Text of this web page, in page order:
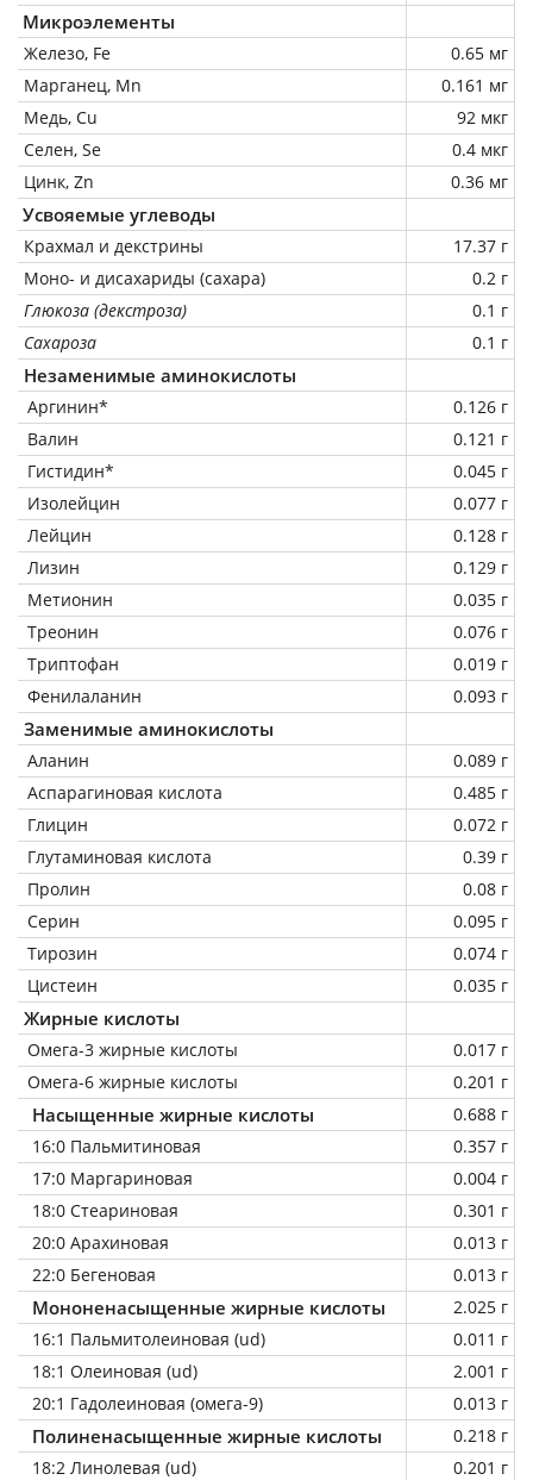
Микроэлементы
Железо, Fe
0.65 мг
Марганец, Mn
0.161 мг
Медь, Cu
92 мкг
Селен, Se
0.4 мкг
Цинк, Zn
0.36 мг
Усвояемые углеводы
Крахмал и декстрины
17.37 г
Моно- и дисахариды (сахара)
0.2 г
Глюкоза (декстроза)
0.1 г
Сахароза
0.1 г
Незаменимые аминокислоты
Аргинин*
0.126 г
Валин
0.121 г
Гистидин*
0.045 г
Изолейцин
0.077 г
Лейцин
0.128 г
Лизин
0.129 г
Метионин
0.035 г
Треонин
0.076 г
Триптофан
0.019 г
Фенилаланин
0.093 г
Заменимые аминокислоты
Аланин
0.089 г
Аспарагиновая кислота
0.485 г
Глицин
0.072 г
Глутаминовая кислота
0.39 г
Пролин
0.08 г
Серин
0.095 г
Тирозин
0.074 г
Цистеин
0.035 г
Жирные кислоты
Омега-3 жирные кислоты
0.017 г
Омега-6 жирные кислоты
0.201 г
Насыщенные жирные кислоты
0.688 г
16:0 Пальмитиновая
0.357 г
17:0 Маргариновая
0.004 г
18:0 Стеариновая
0.301 г
20:0 Арахиновая
0.013 г
22:0 Бегеновая
0.013 г
Мононенасыщенные жирные кислоты
2.025 г
16:1 Пальмитолеиновая (ud)
0.011 г
18:1 Олеиновая (ud)
2.001 г
20:1 Гадолеиновая (омега-9)
0.013 г
Полиненасыщенные жирные кислоты
0.218 г
18:2 Линолевая (ud)
0.201 г